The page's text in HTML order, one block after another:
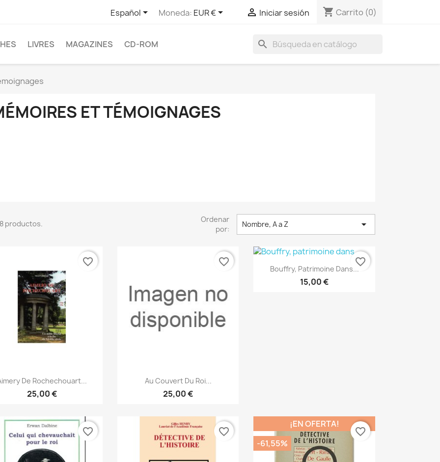
Español Moneda: EUR €  Iniciar sesión shopping_cart Carrito (0)
LIVRES MAGAZINES CD-ROM search
ET TÉMOIGNAGES
productos.
Ordenar
por:
Nombre, A a Z 
Vista rápida
De Rochechouart...
25,00 €
favorite_border
Vista rápida
Au Couvert Du Roi...
25,00 €
favorite_border  Vista rápida
Bouffry, Patrimoine Dans...
15,00 €
favorite_border
favorite_border favorite_border
¡EN OFERTA!
-61,55%
favorite_border